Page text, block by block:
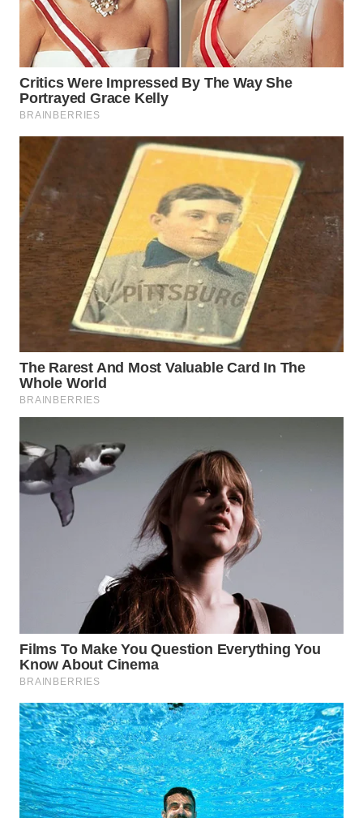
WN
PADANG
LAWAS
WN
SUMEDANG
WN
CIANJUR
WN
KEPULAUAN
SERIBU
WN
TANGERANG
WN
BINJAI
WN
WN
INDRAMAYU
MAJALENGKA
WN
SUBANG
WN
SUKABUMI
WN
PURWAKARTA